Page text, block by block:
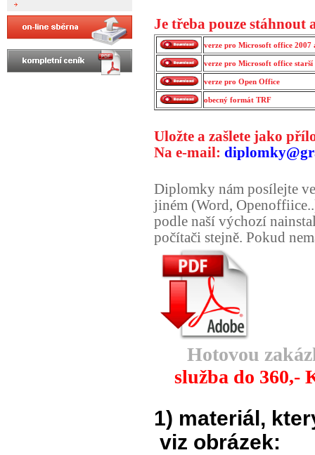
Je třeba pouze stáhnout
verze pro Microsoft office 2007
verze pro Microsoft office starší
verze pro Open Office
obecný formát TRF
Uložte a zašlete jako
Na e-mail:
Diplomky nám posílejte
jiném (Word,
podle naší výchozí
počítači stejně. Pokud
Hotovou
služba do 360,-
1) materiál,
viz obrázek: